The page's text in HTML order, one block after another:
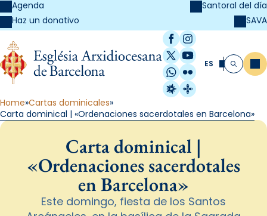
Agenda
Haz un donativo
Santoral del día
SAVA
Facebook
Instagram
X / Twitter
YouTube
WhatsApp
Flickr
Radio Estel
Catalunya
ES Buscar
Home Cartas dominicales
Carta dominical | «Ordenaciones sacerdotales en Barcelona»
Carta dominical |
«Ordenaciones sacerdotales
en Barcelona»
Este domingo, fiesta de los Santos